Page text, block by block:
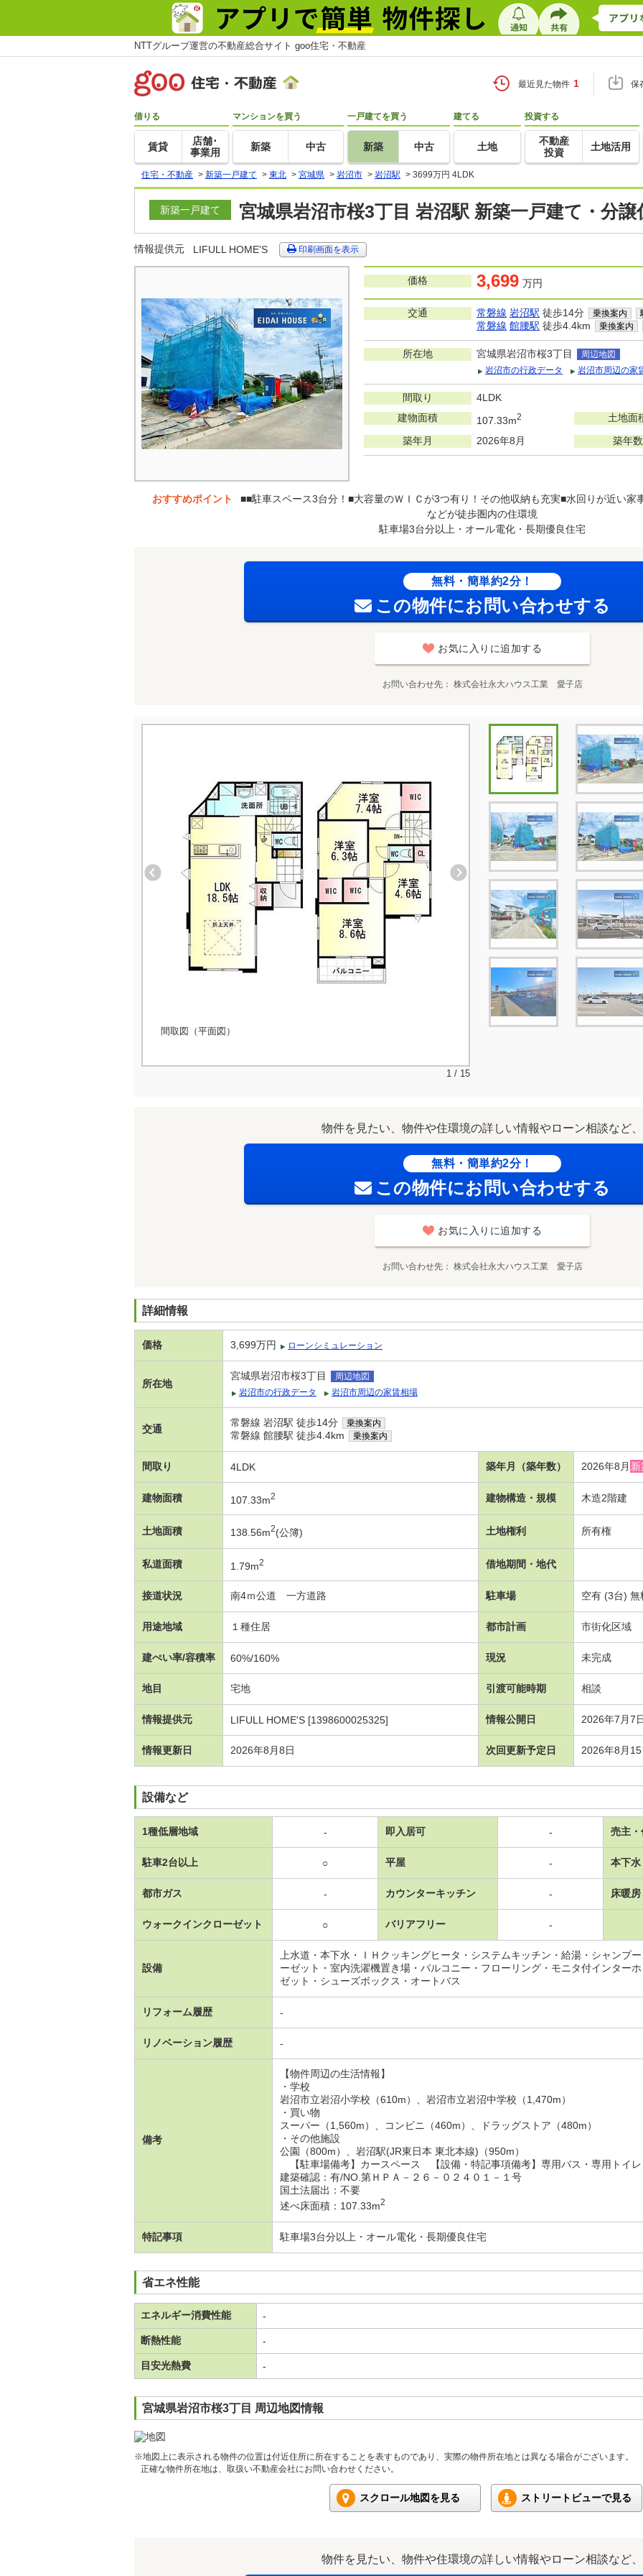
NTTグループ運営の不動産総合サイト goo住宅・不動産
最近見た物件 1 保
借りる
賃貸
店舗･
事業用
マンションを買う
新築 中古
一戸建てを買う
新築 中古
建てる
土地
投資する
不動産
投資
土地活用
住宅・不動産 > 新築一戸建て > 東北 > 宮城県 > 岩沼市 > 岩沼駅 > 3699万円 4LDK
新築一戸建て 宮城県岩沼市桜3丁目 岩沼駅 新築一戸建て・分譲
情報提供元 LIFULL HOME'S 印刷画面を表示
価格 3,699 万円
交通 常磐線 岩沼駅 徒歩14分 乗換案内
常磐線 館腰駅 徒歩4.4km 乗換案内
所在地 宮城県岩沼市桜3丁目
周辺地図
岩沼市の行政データ
岩沼市周辺の家
間取り
4LDK
建物面積
107.33m2 土地面
築年月
2026年8月 築年数
おすすめポイント
■■駐車スペース3台分！■大容量のＷＩＣが3つ有り！その他収納も充実■水回りが近い家
などが徒歩圏内の住環境
駐車場3台分以上・オール電化・長期優良住宅
無料・簡単約2分！
この物件にお問い合わせする
お気に入りに追加する
お問い合わせ先 株式会社永大ハウス工業 愛子店
間取図（平面図）
1 / 15
物件を見たい、物件や住環境の詳しい情報やローン相談など、
無料・簡単約2分！
この物件にお問い合わせする
お気に入りに追加する
お問い合わせ先 株式会社永大ハウス工業 愛子店
詳細情報
価格 3,699万円 ローンシミュレーション
所在地
宮城県岩沼市桜3丁目
周辺地図
岩沼市の行政データ
岩沼市周辺の家賃相場
交通
常磐線 岩沼駅 徒歩14分 乗換案内
常磐線 館腰駅 徒歩4.4km 乗換案内
間取り 4LDK 築年月（築年数） 2026年8月
建物面積 107.33m2 建物構造・規模 木造2階建
土地面積 138.56m2(公簿) 土地権利 所有権
私道面積 1.79m2 借地期間・地代
接道状況 南4ｍ公道 一方道路 駐車場 空有 (3台) 無
用途地域 １種住居 都市計画 市街化区域
建ぺい率/容積率 60%/160% 現況 未完成
地目 宅地 引渡可能時期 相談
情報提供元 LIFULL HOME'S [1398600025325] 情報公開日 2026年7月7
情報更新日 2026年8月8日 次回更新予定日 2026年8月15
設備など
1種低層地域 - 即入居可 - 売主・
駐車2台以上 ○ 平屋 - 本下水
都市ガス - カウンターキッチン - 床暖房
ウォークインクローゼット ○ バリアフリー -
設備
上水道・本下水・ＩＨクッキングヒータ・システムキッチン・給湯・シャンプ
ーゼット・室内洗濯機置き場・バルコニー・フローリング・モニタ付インター
ゼット・シューズボックス・オートバス
リフォーム履歴 -
リノベーション履歴 -
備考
【物件周辺の生活情報】
・学校
岩沼市立岩沼小学校（610m）、岩沼市立岩沼中学校（1,470m）
・買い物
スーパー（1,560m）、コンビニ（460m）、ドラッグストア（480m）
・その他施設
公園（800m）、岩沼駅(JR東日本 東北本線)（950m）
【駐車場備考】カースペース 【設備・特記事項備考】専用バス・専用トイレ
建築確認：有/NO.第ＨＰＡ－２６－０２４０１－１号
国土法届出：不要
述べ床面積：107.33m2
特記事項 駐車場3台分以上・オール電化・長期優良住宅
省エネ性能
エネルギー消費性能 -
断熱性能 -
目安光熱費 -
宮城県岩沼市桜3丁目 周辺地図情報
※地図上に表示される物件の位置は付近住所に所在することを表すものであり、実際の物件所在地とは異なる場合がございます。
正確な物件所在地は、取扱い不動産会社にお問い合わせください。
スクロール地図を見る ストリートビューで見る
物件を見たい、物件や住環境の詳しい情報やローン相談など、